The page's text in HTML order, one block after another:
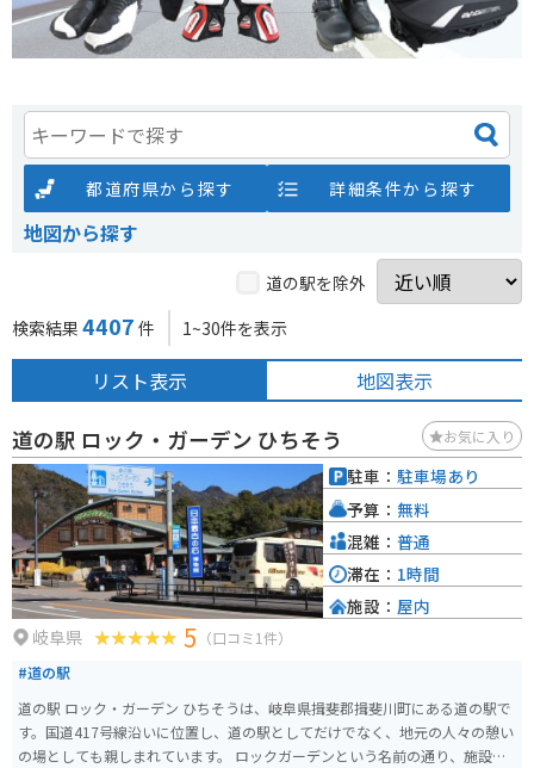
都道府県から探す 詳細条件から探す
地図から探す
道の駅を除外
検索結果 4407 件 1~30件を表示
リスト表示 地図表示
道の駅 ロック・ガーデン ひちそう お気に入り
岐阜県 5 （口コミ1件）
#道の駅
道の駅 ロック・ガーデン ひちそうは、岐阜県揖斐郡揖斐川町にある道の駅で
す。国道417号線沿いに位置し、道の駅としてだけでなく、地元の人々の憩い
の場としても親しまれています。 ロックガーデンという名前の通り、施設全
駐車： 駐車場あり
予算： 無料
混雑： 普通
滞在： 1時間
施設： 屋内